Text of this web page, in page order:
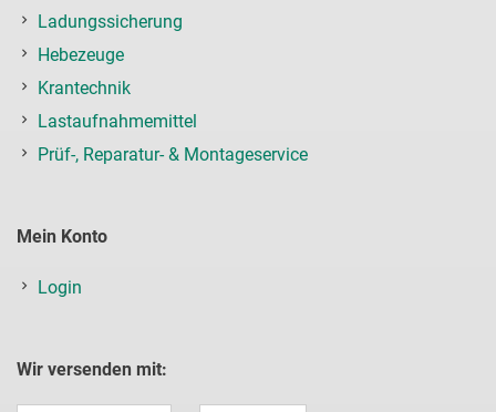
Ladungssicherung
Hebezeuge
Krantechnik
Lastaufnahmemittel
Prüf-, Reparatur- & Montageservice
Mein Konto
Login
Wir versenden mit: